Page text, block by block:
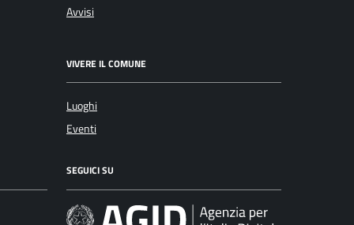
Avvisi
VIVERE IL COMUNE
Luoghi
Eventi
SEGUICI SU